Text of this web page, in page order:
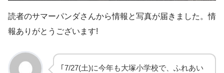
読者のサマーパンダさんから情報と写真が届きました。情
報ありがとうございます!
｢7/27(土)に今年も大塚小学校で、ふれあい